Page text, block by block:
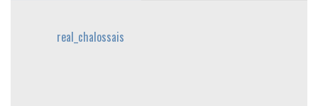
real_chalossais